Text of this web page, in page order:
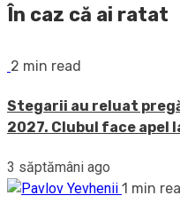
În caz că ai ratat
2 min read
Stegarii au reluat
2027. Clubul face apel
3 săptămâni ago
1 min